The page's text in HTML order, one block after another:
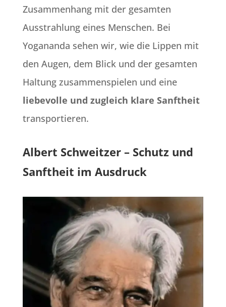
Zusammenhang mit der gesamten
Ausstrahlung eines Menschen. Bei
Yogananda sehen wir, wie die Lippen mit
den Augen, dem Blick und der gesamten
Haltung zusammenspielen und eine
liebevolle und zugleich klare Sanftheit
transportieren.
Albert Schweitzer – Schutz und
Sanftheit im Ausdruck